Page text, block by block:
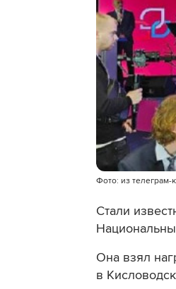
Фото: из телеграм-
Стали
Она взял
в